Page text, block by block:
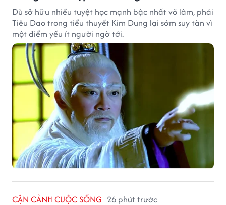
Dù sở hữu nhiều tuyệt học mạnh bậc nhất võ lâm, phái
Tiêu Dao trong tiểu thuyết Kim Dung lại sớm suy tàn vì
một điểm yếu ít người ngờ tới.
CẬN CẢNH CUỘC SỐNG 26 phút trước